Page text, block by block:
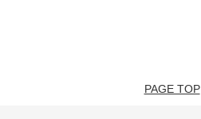
PAGE TOP